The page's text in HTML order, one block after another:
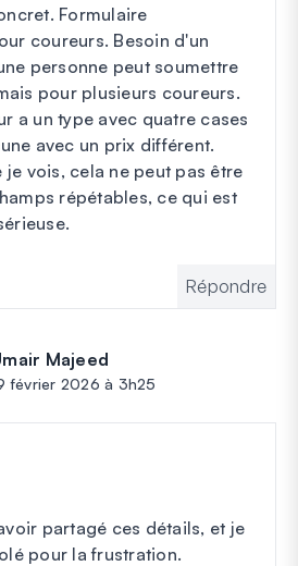
Formulaire
coureurs. Besoin d'un
personne peut soumettre
pour plusieurs coureurs.
a un type avec quatre cases
avec un prix différent.
je vois, cela ne peut pas être
répétables, ce qui est
Répondre
Majeed
février 2026 à 3h25
partagé ces détails, et je
pour la frustration.